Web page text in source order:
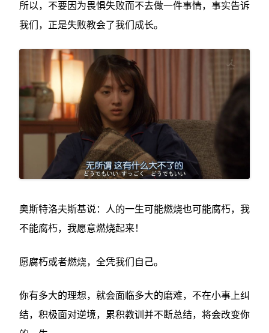
所以，不要因为畏惧失败而不去做一件事情，事实告诉
我们，正是失败教会了我们成长。
奥斯特洛夫斯基说：人的一生可能燃烧也可能腐朽，我
不能腐朽，我愿意燃烧起来！
愿腐朽或者燃烧，全凭我们自己。
你有多大的理想，就会面临多大的磨难，不在小事上纠
结，积极面对逆境，累积教训并不断总结，将会改变你